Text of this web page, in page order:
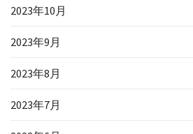
2023年10月
2023年9月
2023年8月
2023年7月